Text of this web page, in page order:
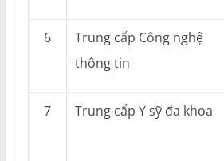
6
Trung cấp Công nghệ
thông tin
7 Trung cấp Y sỹ đa khoa